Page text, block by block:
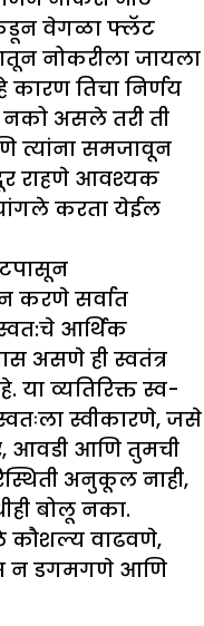
वेगळा फ्लॅट
नोकरीला जायला
तिचा निर्णय
नको असले तरी ती
त्यांना समजावून
राहणे आवश्यक
करता येईल
करणे सर्वात
आर्थिक
असणे ही स्वतंत्र
या व्यतिरिक्त स्व-
स्वीकारणे, जसे
आवडी आणि तुमची
अनुकूल नाही,
बोलू नका.
कौशल्य वाढवणे,
न डगमगणे आणि